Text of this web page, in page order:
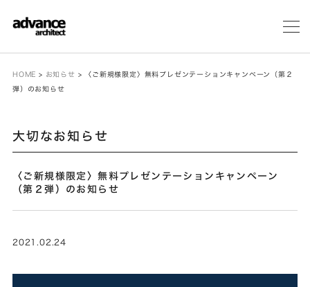
メ
ー
HOME > お知らせ > 〈ご新規様限定〉無料プレゼンテーションキャンペーン（第２
弾）のお知らせ
大切なお知らせ
〈ご新規様限定〉無料プレゼンテーションキャンペーン
（第２弾）のお知らせ
2021.02.24